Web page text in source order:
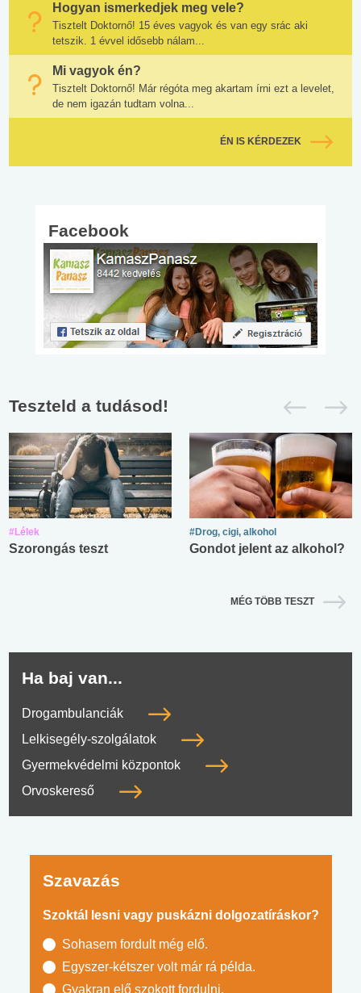
Hogyan ismerkedjek meg vele?
Tisztelt Doktornő! 15 éves vagyok és van egy srác aki
tetszik. 1 évvel idősebb nálam...
Mi vagyok én?
Tisztelt Doktornő! Már régóta meg akartam írni ezt a levelet,
de nem igazán tudtam volna...
ÉN IS KÉRDEZEK
Facebook
Teszteld a tudásod!
#Lélek
Szorongás teszt
#Drog, cigi, alkohol
Gondot jelent az alkohol?
MÉG TÖBB TESZT
Ha baj van...
Drogambulanciák
Lelkisegély-szolgálatok
Gyermekvédelmi központok
Orvoskereső
Szavazás
Szoktál lesni vagy puskázni dolgozatíráskor?
Sohasem fordult még elő.
Egyszer-kétszer volt már rá példa.
Gyakran elő szokott fordulni.